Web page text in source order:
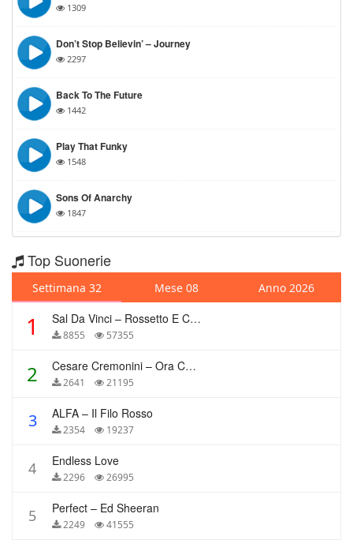
1309
Don’t Stop Believin’ – Journey
2297
Back To The Future
1442
Play That Funky
1548
Sons Of Anarchy
1847
Top Suonerie
Settimana 32 Mese 08 Anno 2026
1 Sal Da Vinci – Rossetto E Caffè
8855 57355
2 Cesare Cremonini – Ora Che Non Ho Più Te
2641 21195
3 ALFA – Il Filo Rosso
2354 19237
4 Endless Love
2296 26995
5 Perfect – Ed Sheeran
2249 41555